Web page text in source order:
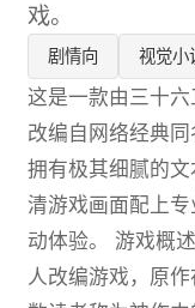
戏。
剧情向 视觉小
这是一款由三十六
改编自网络经典同
拥有极其细腻的
清游戏画面配上
动体验。 游戏概
人改编游戏，原